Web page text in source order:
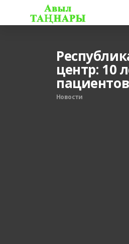
центр: 10
пациентов
Новости